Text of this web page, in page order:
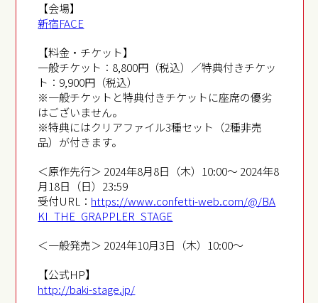
【会場】
新宿FACE
【料金・チケット】
一般チケット：8,800円（税込）／特典付きチケッ
ト：9,900円（税込）
※一般チケットと特典付きチケットに座席の優劣
はございません。
※特典にはクリアファイル3種セット（2種非売
品）が付きます。
＜原作先行＞ 2024年8月8日（木）10:00～ 2024年8
月18日（日）23:59
受付URL： https://www.confetti-web.com/@/BA
KI_THE_GRAPPLER_STAGE
＜一般発売＞ 2024年10月3日（木）10:00～
【公式HP】
http://baki-stage.jp/